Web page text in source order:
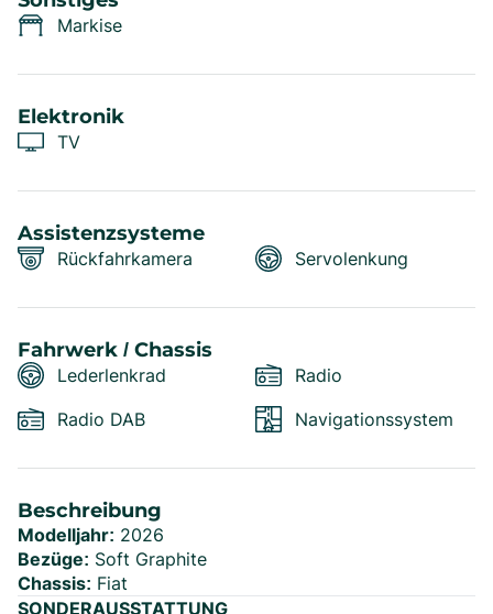
Markise
Elektronik
TV
Assistenzsysteme
Rückfahrkamera Servolenkung
Fahrwerk / Chassis
Lederlenkrad
Radio
Radio DAB
Navigationssystem
Beschreibung
Modelljahr: 2026
Bezüge: Soft Graphite
Chassis: Fiat
SONDERAUSSTATTUNG